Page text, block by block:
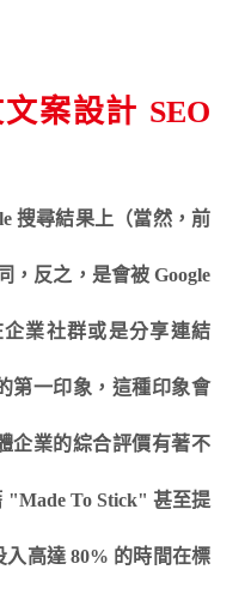
案設計 SEO
搜尋結果上（當然，前
，反之，是會被 Google
業社群或是分享連結
第一印象，這種印象會
企業的綜合評價有著不
"Made To Stick" 甚至提
高達 80% 的時間在標